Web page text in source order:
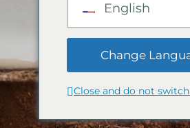
English
Change
Close and do not